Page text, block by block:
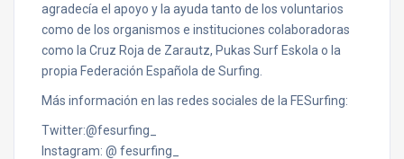
agradecía el apoyo y la ayuda tanto de los voluntarios
como de los organismos e instituciones colaboradoras
como la Cruz Roja de Zarautz, Pukas Surf Eskola o la
propia Federación Española de Surfing.
Más información en las redes sociales de la FESurfing:
Twitter:@fesurfing_
Instagram: @ fesurfing_